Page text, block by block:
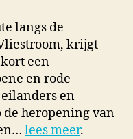
langs de
krijgt
een
en rode
en
de heropening van
lees meer.